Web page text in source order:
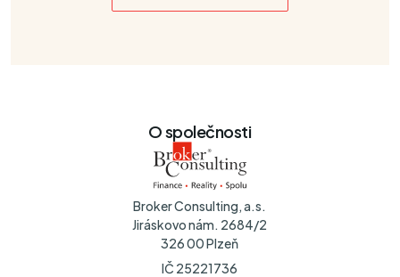
O společnosti
Broker Consulting, a.s.
Jiráskovo nám. 2684/2
326 00 Plzeň
IČ 25221736